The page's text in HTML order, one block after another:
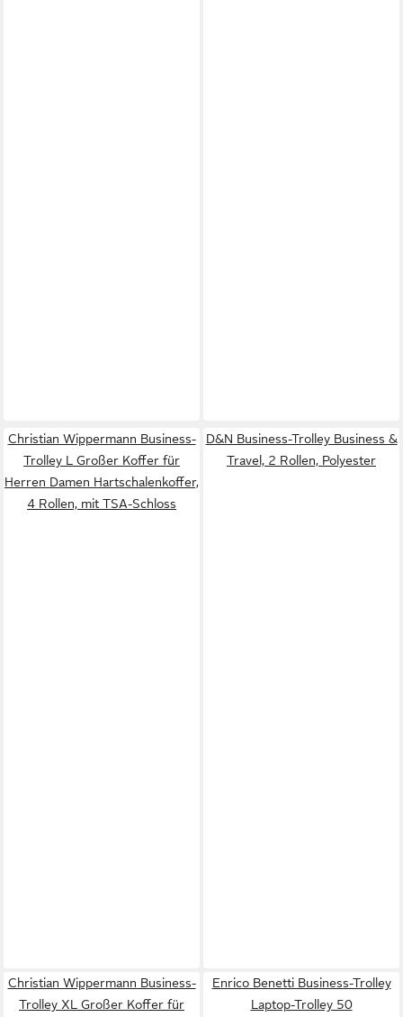
Christian Wippermann Business-
Trolley L Großer Koffer für
Herren Damen Hartschalenkoffer,
4 Rollen, mit TSA-Schloss
D&N Business-Trolley Business &
Travel, 2 Rollen, Polyester
Christian Wippermann Business-
Trolley XL Großer Koffer für
Enrico Benetti Business-Trolley
Laptop-Trolley 50